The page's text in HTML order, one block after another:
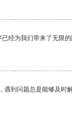
经为我们带来了无限
遇到问题总是能够及时